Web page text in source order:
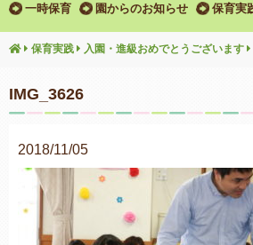
一時保育 園からのお知らせ 保育実
保育実践 入園・進級おめでとうございます
IMG_3626
2018/11/05